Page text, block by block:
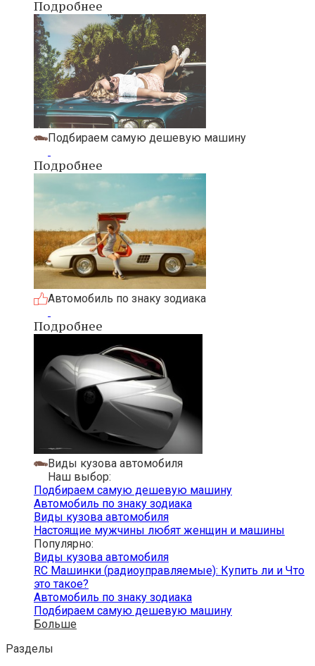
Подробнее
Подбираем самую дешевую машину
Подробнее
Автомобиль по знаку зодиака
Подробнее
Виды кузова автомобиля
Наш выбор:
Подбираем самую дешевую машину
Автомобиль по знаку зодиака
Виды кузова автомобиля
Настоящие мужчины любят женщин и машины
Популярно:
Виды кузова автомобиля
RC Машинки (радиоуправляемые): Купить ли и Что
это такое?
Автомобиль по знаку зодиака
Подбираем самую дешевую машину
Больше
Разделы